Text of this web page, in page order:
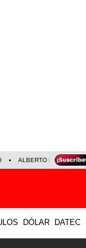
ALBERTO BENAVIDES
DÓLAR DATEC